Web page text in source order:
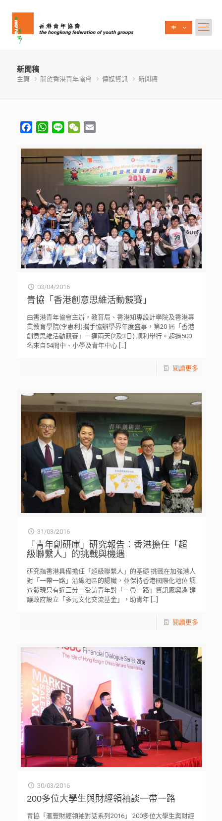
新聞稿
主頁 關於香港青年協會 傳媒資訊 新聞稿
FacebookWhatsApp
Line WeChat
03/04/2016
青協「香港創意思維活動競賽」
由香港青年協會主辦，教育局、香港知專設計學院及香港專
業教育學院(李惠利)攜手協辦學界年度盛事，第20 屆「香港
創意思維活動競賽」一連兩天(2及3日) 順利舉行。超過500
名來自54間中、小學及青年中心[…]
閱讀更多
31/03/2016
「青年創研庫」研究報告︰香港擔任「超
級聯繫人」的挑戰與機遇
研究指香港具備擔任「超級聯繫人」的基礎 挑戰在加強港人
對「一帶一路」沿線地區的認識，並保持香港國際化地位 調
查發現只有近三分一受訪青年對「一帶一路」資訊感興趣 建
議政府設立「多元文化交流基金」，助青年[…]
閱讀更多
30/03/2016
200多位大學生與財經領袖談一帶一路
青協「滙豐財經領袖對話系列2016」 200多位大學生與財經